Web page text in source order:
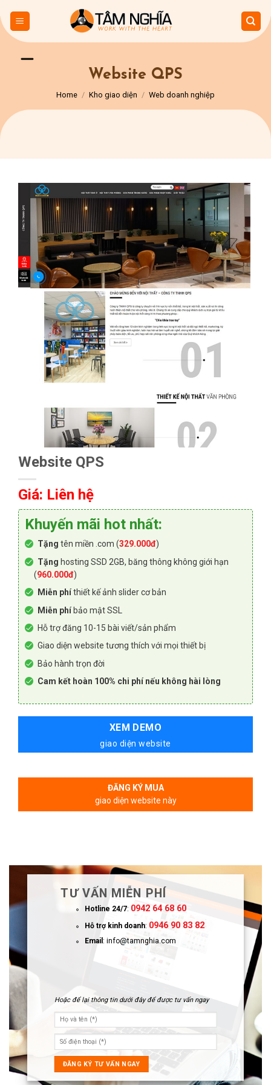
to
content
Website QPS
Home / Kho giao diện / Web doanh nghiệp
Website QPS
Giá: Liên hệ
Khuyến mãi hot nhất:
Tặng tên miền .com (329.000đ)
Tặng hosting SSD 2GB, băng thông không giới hạn
(960.000đ)
Miễn phíthiết kế ảnh slider cơ bản
Miễn phíbảo mật SSL
Hỗ trợ đăng 10-15 bài viết/sản phẩm
Giao diện website tương thích với mọi thiết bị
Bảo hành trọn đời
Cam kết hoàn 100% chi phí nếu không hài lòng
XEM DEMO
giao diện website
ĐĂNG KÝ MUA
giao diện website này
TƯ VẤN MIỄN PHÍ
Hotline 24/7: 0942 64 68 60
Hỗ trợ kinh doanh: 0946 90 83 82
Email : info@tamnghia.com
Hoặc để lại thông tin dưới đây để được tư vấn ngay